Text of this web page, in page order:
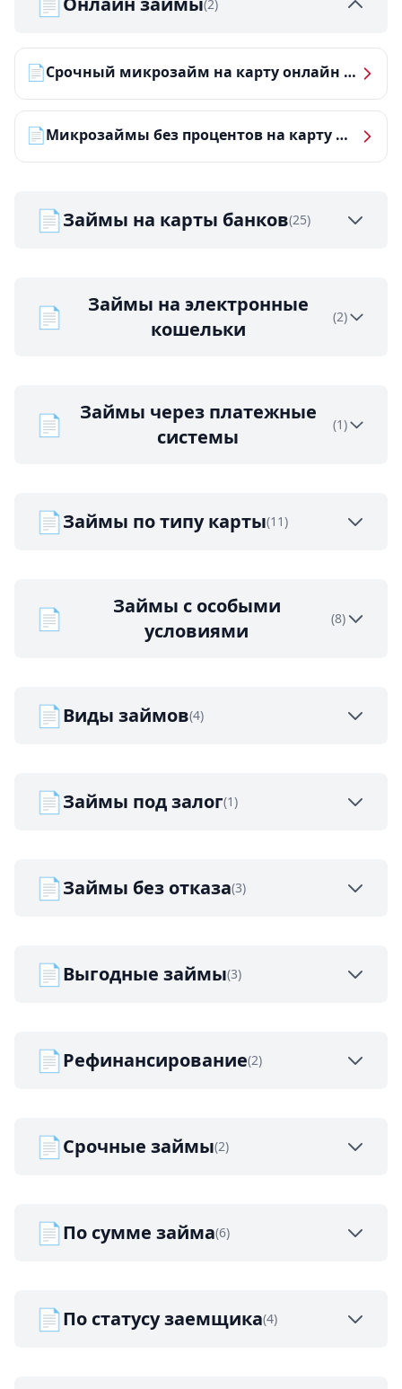
(2)
📄 Срочный микрозайм на карту онлайн — получить деньги за 5 минут
📄 Микрозаймы без процентов на карту — ТОП-10 за 2026 год
📄Займы на карты банков(25)
📄
Займы на электронные
кошельки
(2)
📄
Займы через платежные
системы
(1)
📄Займы по типу карты(11)
📄
Займы с особыми
условиями
(8)
📄Виды займов(4)
📄Займы под залог(1)
📄Займы без отказа(3)
📄Выгодные займы(3)
📄Рефинансирование(2)
📄Срочные займы(2)
📄По сумме займа(6)
📄По статусу заемщика(4)